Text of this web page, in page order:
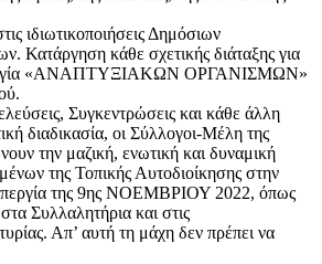
ιδιωτικοποιήσεις Δημόσιων
Κατάργηση κάθε σχετικής διάταξης για
«ΑΝΑΠΤΥΞΙΑΚΩΝ ΟΡΓΑΝΙΣΜΩΝ»
Συγκεντρώσεις και κάθε άλλη
διαδικασία, οι Σύλλογοι-Μέλη της
την μαζική, ενωτική και δυναμική
της Τοπικής Αυτοδιοίκησης στην
της 9ης ΝΟΕΜΒΡΙΟΥ 2022, όπως
Συλλαλητήρια και στις
Απ’ αυτή τη μάχη δεν πρέπει να